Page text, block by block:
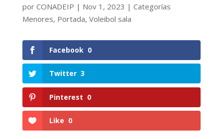
por CONADEIP | Nov 1, 2023 | Categorías
Menores, Portada, Voleibol sala
Facebook 0
Twitter 3
Pinterest 0
Like 0